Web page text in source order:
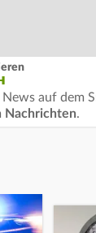
News auf dem
Nachrichten.